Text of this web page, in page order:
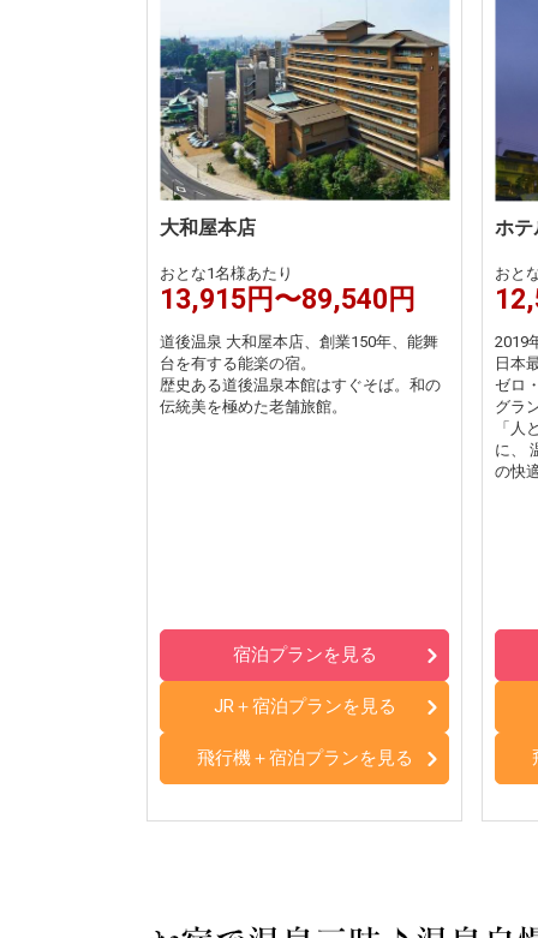
大和屋本店
おとな1名様あたり
13,915円〜89,540円
道後温泉 大和屋本店、創業150年、能舞
台を有する能楽の宿。
歴史ある道後温泉本館はすぐそば。和の
伝統美を極めた老舗旅館。
宿泊プランを見る
JR＋宿泊プランを見る
飛行機＋宿泊プランを見る
ホテ
おと
2019
日本
ゼロ
グラ
「人
に、
の快